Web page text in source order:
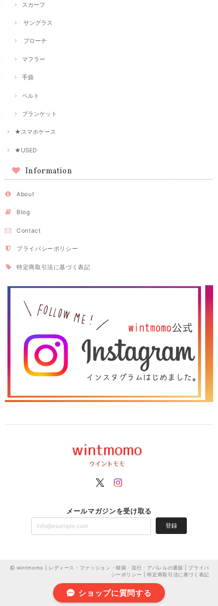
スカーフ
サングラス
ブローチ
マフラー
手袋
ベルト
ブランケット
★スマホケース
★USED
Information
About
Blog
Contact
プライバシーポリシー
特定商取引法に基づく表記
メールマガジンを受け取る
登録
wintmomo | レディース・ファッション・韓国・流行・アパレルの通販 | プライバ
シーポリシー
|特定商取引法に基づく表記
ショップに質問する